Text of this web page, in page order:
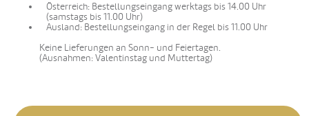
Österreich: Bestellungseingang werktags bis 14.00 Uhr
(samstags bis 11.00 Uhr)
Ausland: Bestellungseingang in der Regel bis 11.00 Uhr
Keine Lieferungen an Sonn- und Feiertagen.
(Ausnahmen: Valentinstag und Muttertag)